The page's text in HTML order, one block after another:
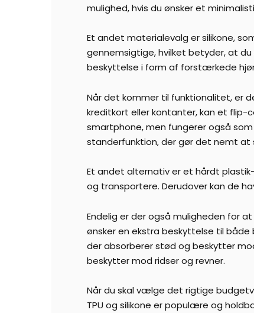
mulighed, hvis du ønsker et
Et andet materialevalg er silikone,
gennemsigtige, hvilket betyder, at
beskyttelse i form af forstærkede
Når det kommer til funktionalitet, er
kreditkort eller kontanter, kan et flip-
smartphone, men fungerer også
standerfunktion, der gør det nemt at
Et andet alternativ er et hårdt
og transportere. Derudover kan de
Endelig er der også muligheden for
ønsker en ekstra beskyttelse til
der absorberer stød og beskytter
beskytter mod ridser og revner.
Når du skal vælge det rigtige
TPU og silikone er populære og